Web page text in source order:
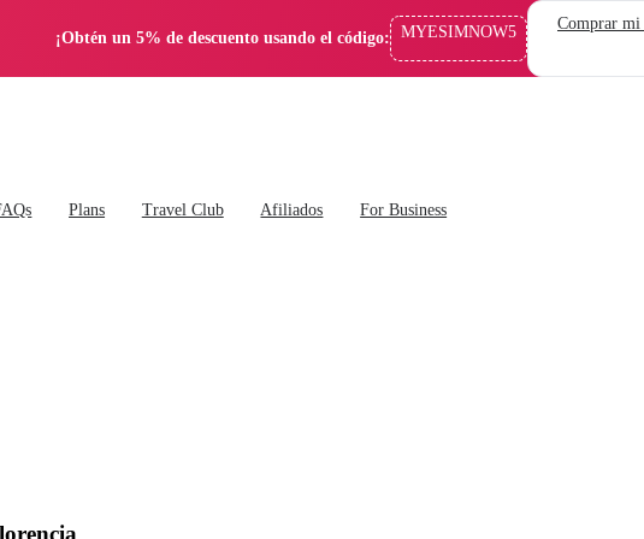
¡Obtén un 5% de descuento usando el código: MYESIMNOW5 Comprar
Plans Travel Club Afiliados For Business